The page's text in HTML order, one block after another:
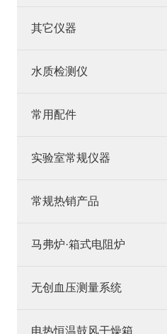
其它仪器
水质检测仪
常用配件
实验室常规仪器
常规热销产品
马弗炉·箱式电阻炉
无创血压测量系统
电热恒温鼓风干燥箱